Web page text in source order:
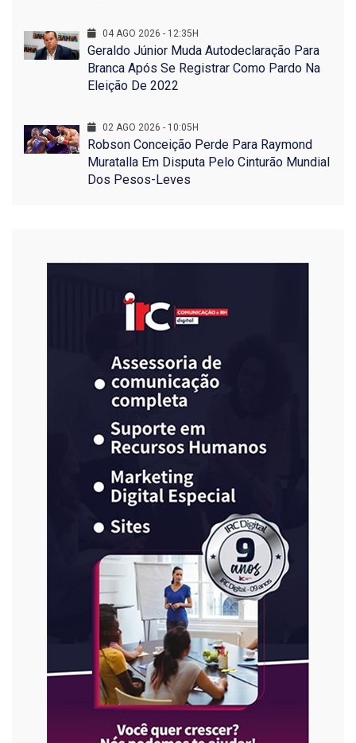
04 AGO 2026 - 12:35H
Geraldo Júnior Muda Autodeclaração Para
Branca Após Se Registrar Como Pardo Na
Eleição De 2022
02 AGO 2026 - 10:05H
Robson Conceição Perde Para Raymond
Muratalla Em Disputa Pelo Cinturão Mundial
Dos Pesos-Leves